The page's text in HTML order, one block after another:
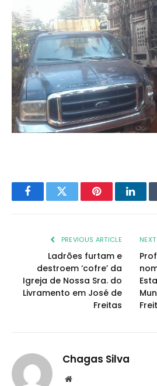
FacebookTwitter Pinterest
PREVIOUS ARTICLE
Ladrões furtam e
destroem ‘cofre’ da
Igreja de Nossa Sra. do
Livramento em José de
Freitas
Chagas Silva
Website